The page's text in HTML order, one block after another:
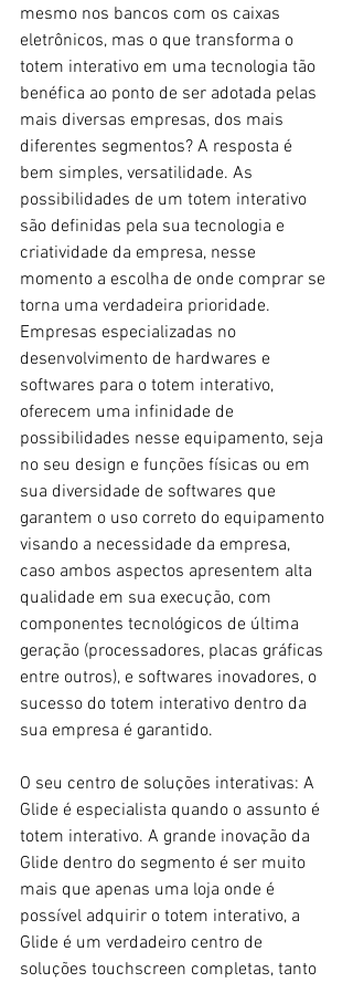
mesmo nos bancos com os caixas
eletrônicos, mas o que transforma o
totem interativo em uma tecnologia tão
benéfica ao ponto de ser adotada pelas
mais diversas empresas, dos mais
diferentes segmentos? A resposta é
bem simples, versatilidade. As
possibilidades de um totem interativo
são definidas pela sua tecnologia e
criatividade da empresa, nesse
momento a escolha de onde comprar se
torna uma verdadeira prioridade.
Empresas especializadas no
desenvolvimento de hardwares e
softwares para o totem interativo,
oferecem uma infinidade de
possibilidades nesse equipamento, seja
no seu design e funções físicas ou em
sua diversidade de softwares que
garantem o uso correto do equipamento
visando a necessidade da empresa,
caso ambos aspectos apresentem alta
qualidade em sua execução, com
componentes tecnológicos de última
geração (processadores, placas gráficas
entre outros), e softwares inovadores, o
sucesso do totem interativo dentro da
sua empresa é garantido.
O seu centro de soluções interativas: A
Glide é especialista quando o assunto é
totem interativo. A grande inovação da
Glide dentro do segmento é ser muito
mais que apenas uma loja onde é
possível adquirir o totem interativo, a
Glide é um verdadeiro centro de
soluções touchscreen completas, tanto